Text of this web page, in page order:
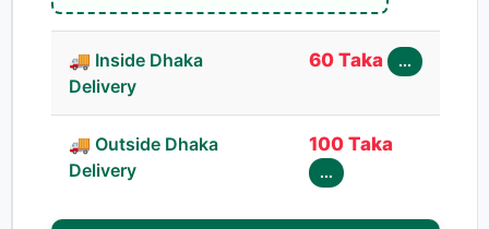
🚚 Inside Dhaka
Delivery
60 Taka ...
🚚 Outside Dhaka
Delivery
100 Taka
...